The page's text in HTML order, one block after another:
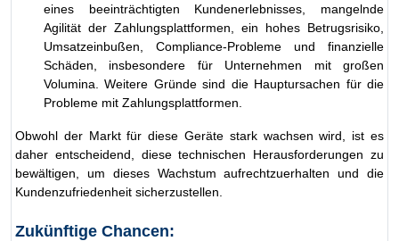
eines beeinträchtigten Kundenerlebnisses, mangelnde
Agilität der Zahlungsplattformen, ein hohes Betrugsrisiko,
Umsatzeinbußen, Compliance-Probleme und finanzielle
Schäden, insbesondere für Unternehmen mit großen
Volumina. Weitere Gründe sind die Hauptursachen für die
Probleme mit Zahlungsplattformen.
Obwohl der Markt für diese Geräte stark wachsen wird, ist es
daher entscheidend, diese technischen Herausforderungen zu
bewältigen, um dieses Wachstum aufrechtzuerhalten und die
Kundenzufriedenheit sicherzustellen.
Zukünftige Chancen: